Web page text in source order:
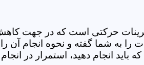
حرکتی است که در جهت
را به شما گفته و نحوه انجام آن
انجام دهید، استمرار در